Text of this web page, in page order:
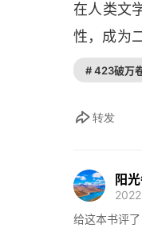
的局外人
评论感想
在人类文
性，成为
# 423破万
转发
阳
给这本书评了